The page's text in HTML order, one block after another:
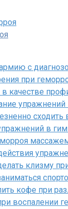
с
при
в качестве
в
клизму
кофе при
воспалении